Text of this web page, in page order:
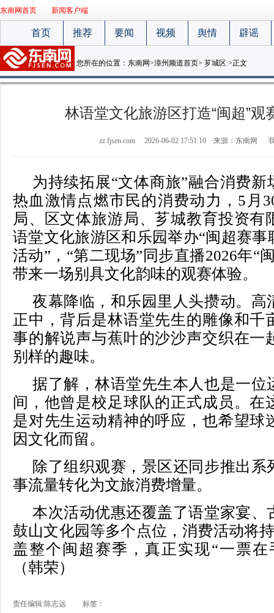
东南网首页 新闻客户端
首页 推荐 要闻 视频 舆情 辟谣
您所在的位置： 东南网>漳州频道首页> 芗城区 >正文
林语堂文化旅游区打造“闽超”观
zz.fjsen.com 2026-06-02 17:51:10 来源：东南网
为持续拓展“文体商旅”融合消费新
热血激情点燃市民的消费动力，5月
局、区文体旅游局、芗城教育投资有
语堂文化旅游区和乐园举办“闽超赛事
活动”，“第二现场”同步直播2026年“
带来一场别具文化韵味的观赛体验。
夜幕降临，和乐园里人头攒动。高
正中，背后是林语堂先生的雕像和千
事的解说声与蕉叶的沙沙声交织在一
别样的趣味。
据了解，林语堂先生本人也是一位
间，他曾是校足球队的正式成员。在
是对先生运动精神的呼应，也希望球
因文化而留。
除了组织观赛，景区还同步推出系
事流量转化为文旅消费增量。
本次活动优惠还覆盖了语堂家宴、
鼓山文化园等多个点位，消费活动将
盖整个闽超赛季，真正实现“一票在
（韩荣）
责任编辑:陈志远 标签：